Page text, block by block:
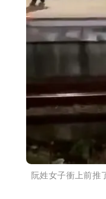
阮姓女子衝上前